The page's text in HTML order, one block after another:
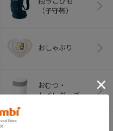
（子守帯）
おしゃぶり
おむつ・
トイレグッズ